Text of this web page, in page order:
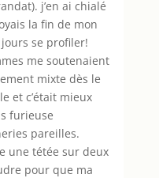
j’en ai chialé
la fin de mon
se profiler!
me soutenaient
mixte dès le
et c’était mieux
furieuse
pareilles.
une tétée sur deux
pour que ma